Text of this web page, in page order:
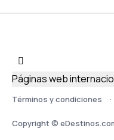
Términos y condiciones
Copyright ©
Páginas web